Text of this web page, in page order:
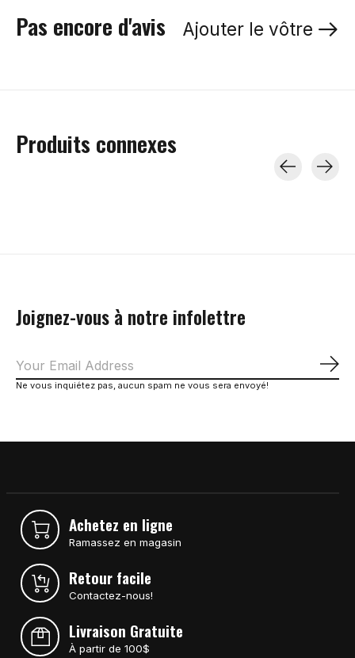
Pas encore d'avis Ajouter le vôtre
Produits connexes
Joignez-vous à notre infolettre
Ne vous inquiétez pas, aucun spam ne vous sera envoyé!
Achetez en ligne
Ramassez en magasin
Retour facile
Contactez-nous!
Livraison Gratuite
À partir de 100$